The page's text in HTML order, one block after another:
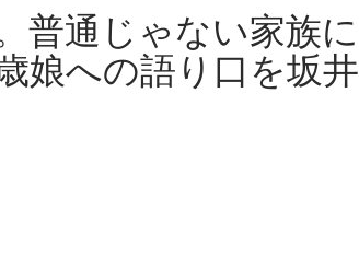
普通じゃない家族に
娘への語り口を坂井